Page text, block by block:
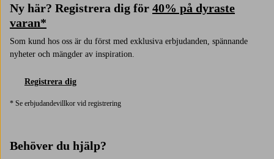
Ny här? Registrera dig för 40% på dyraste
varan*
Som kund hos oss är du först med exklusiva erbjudanden, spännande
nyheter och mängder av inspiration.
Registrera dig
* Se erbjudandevillkor vid registrering
Behöver du hjälp?